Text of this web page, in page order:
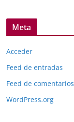
Meta
Acceder
Feed de entradas
Feed de comentarios
WordPress.org